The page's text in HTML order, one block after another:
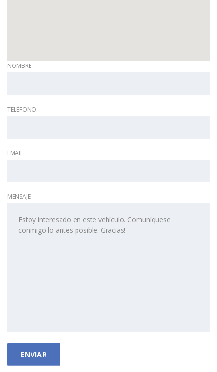
NOMBRE:
TELÉFONO:
EMAIL:
MENSAJE